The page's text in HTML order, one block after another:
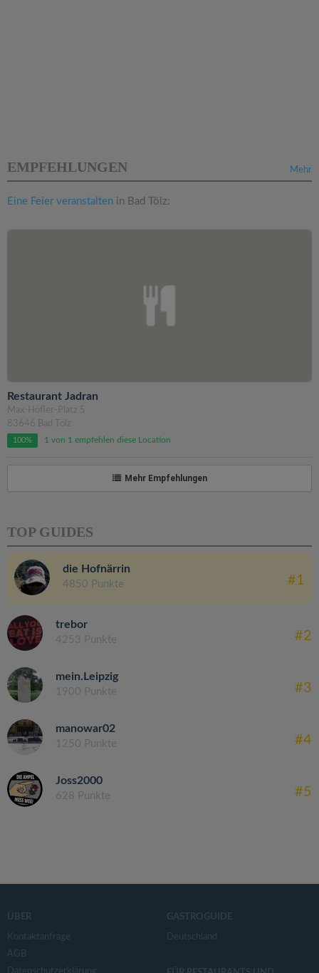
Mehr
EMPFEHLUNGEN
Eine Feier veranstalten in Bad Tölz:
Restaurant Jadran
Max-Höfler-Platz 5
83646 Bad Tölz
100% 1 von 1 empfehlen diese Location
Mehr Empfehlungen
TOP GUIDES
die Hofnärrin
4850 Punkte #1
trebor
4253 Punkte #2
mein.Leipzig
1900 Punkte #3
manowar02
1250 Punkte #4
Joss2000
628 Punkte #5
ÜBER
Kontaktanfrage
AGB
Datenschutzerklärung
GASTROGUIDE
Deutschland